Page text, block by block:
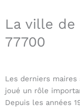
La ville de
77700
Les derniers maires
joué un rôle
Depuis les années